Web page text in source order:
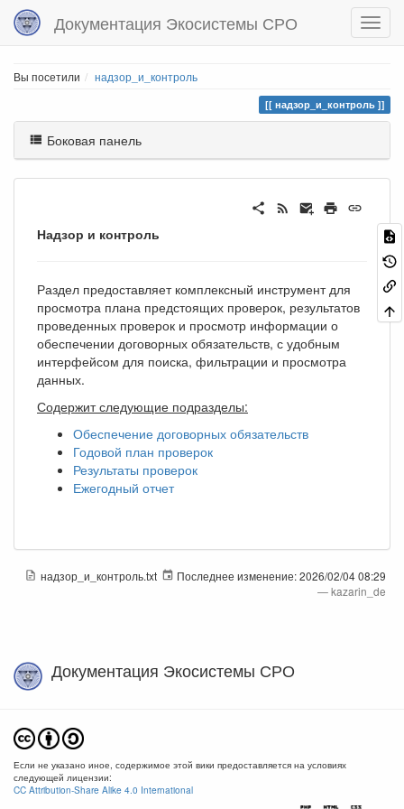
Документация Экосистемы СРО
Вы посетили надзор_и_контроль
надзор_и_контроль
Боковая панель
Надзор и контроль
Раздел предоставляет комплексный инструмент для
просмотра плана предстоящих проверок, результатов
проведенных проверок и просмотр информации о
обеспечении договорных обязательств, с удобным
интерфейсом для поиска, фильтрации и просмотра
данных.
Содержит следующие подразделы:
Обеспечение договорных обязательств
Годовой план проверок
Результаты проверок
Ежегодный отчет
надзор_и_контроль.txt Последнее изменение:2026/02/04 08:29
—kazarin_de
Документация Экосистемы СРО
Если не указано иное, содержимое этой вики предоставляется на условиях
следующей лицензии:
CC Attribution-Share Alike 4.0 International